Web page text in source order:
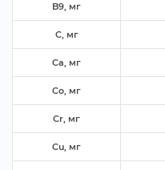
B9, м
C, м
Ca, м
Co, м
Cr, м
Cu, м